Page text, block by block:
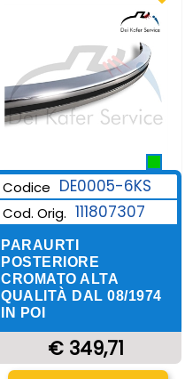
Codice DE0005-6KS
Cod. Orig. 111807307
PARAURTI
POSTERIORE
CROMATO ALTA
QUALITÀ DAL 08/1974
IN POI
€ 349,71